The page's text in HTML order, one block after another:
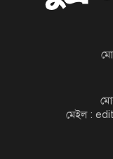
মেইল :